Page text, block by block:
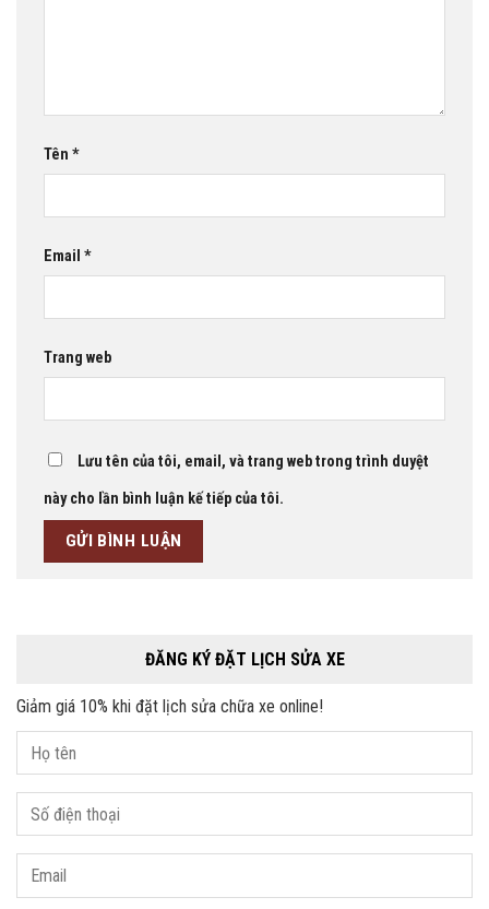
Tên *
Email *
Trang web
Lưu tên của tôi, email, và trang web trong trình duyệt
này cho lần bình luận kế tiếp của tôi.
ĐĂNG KÝ ĐẶT LỊCH SỬA XE
Giảm giá 10% khi đặt lịch sửa chữa xe online!